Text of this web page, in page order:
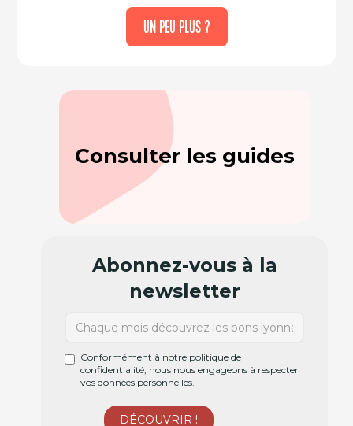
UN PEU PLUS ?
Consulter les guides
Abonnez-vous à la
newsletter
Conformément à notre politique de
confidentialité, nous nous engageons à respecter
vos données personnelles.